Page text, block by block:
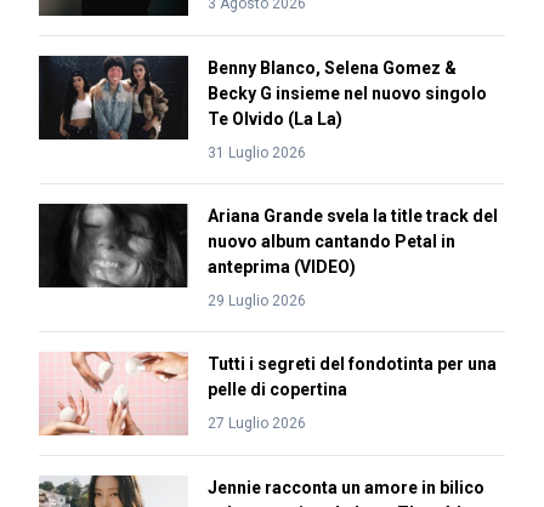
3 Agosto 2026
Benny Blanco, Selena Gomez &
Becky G insieme nel nuovo singolo
Te Olvido (La La)
31 Luglio 2026
Ariana Grande svela la title track del
nuovo album cantando Petal in
anteprima (VIDEO)
29 Luglio 2026
Tutti i segreti del fondotinta per una
pelle di copertina
27 Luglio 2026
Jennie racconta un amore in bilico